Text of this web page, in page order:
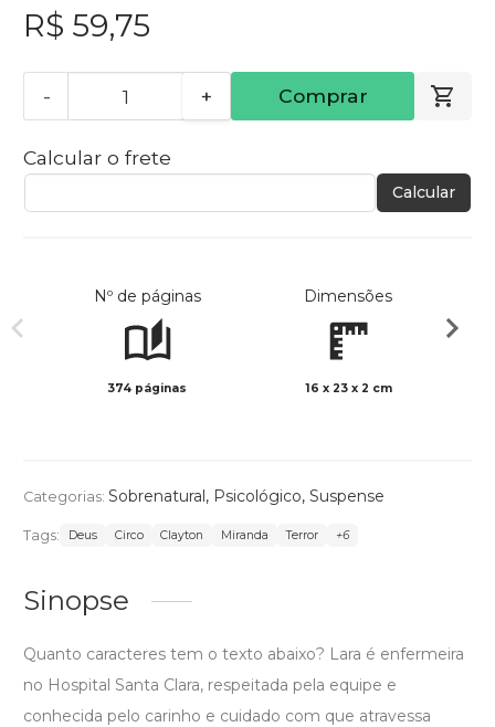
R$ 59,75
- + Comprar
Calcular o frete
Calcular
Nº de páginas
374 páginas
Dimensões
16 x 23 x 2 cm
Categorias: Sobrenatural, Psicológico, Suspense
Tags: Deus Circo Clayton Miranda Terror +6
Sinopse
Quanto caracteres tem o texto abaixo? Lara é enfermeira
no Hospital Santa Clara, respeitada pela equipe e
conhecida pelo carinho e cuidado com que atravessa